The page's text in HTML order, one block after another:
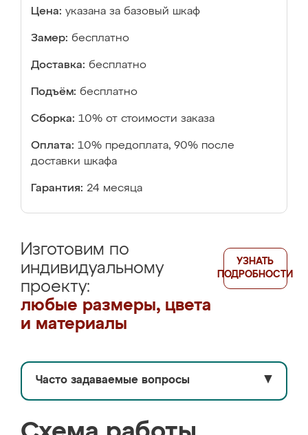
Цена: указана за базовый шкаф
Замер: бесплатно
Доставка: бесплатно
Подъём: бесплатно
Сборка: 10% от стоимости заказа
Оплата: 10% предоплата, 90% после
доставки шкафа
Гарантия: 24 месяца
Изготовим по
индивидуальному
проекту:
любые размеры, цвета
и материалы
УЗНАТЬ
ПОДРОБНОСТИ
Часто задаваемые вопросы ▼